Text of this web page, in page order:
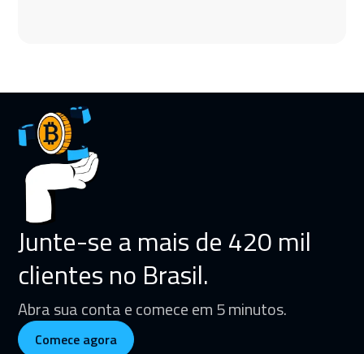
Junte-se a mais de 420 mil
clientes no Brasil.
Abra sua conta e comece em 5 minutos.
Comece agora